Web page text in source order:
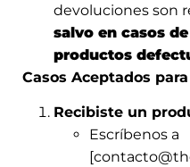
devoluciones son
salvo en casos
productos
Casos Aceptados
Recibiste un
Escríbenos a